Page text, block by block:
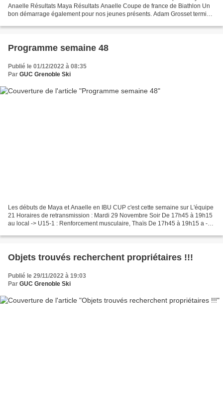
Anaelle Résultats Maya Résultats Anaelle Coupe de france de Biathlon Un
bon démarrage également pour nos jeunes présents. Adam Grosset termine
Programme semaine 48
Publié le 01/12/2022 à 08:35
Par GUC Grenoble Ski
Les débuts de Maya et Anaelle en IBU CUP c'est cette semaine sur L'équipe
21 Horaires de retransmission : Mardi 29 Novembre Soir De 17h45 à 19h15
au local -> U15-1 : Renforcement musculaire, Thaïs De 17h45 à 19h15 a -
Objets trouvés recherchent propriétaires !!!
Publié le 29/11/2022 à 19:03
Par GUC Grenoble Ski